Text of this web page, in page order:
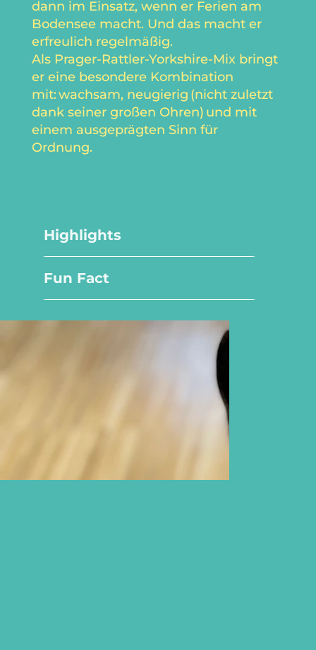
dann im Einsatz, wenn er Ferien am
Bodensee macht. Und das macht er
erfreulich regelmäßig.
Als Prager-Rattler-Yorkshire-Mix bringt
er eine besondere Kombination
mit: wachsam, neugierig (nicht zuletzt
dank seiner großen Ohren) und mit
einem ausgeprägten Sinn für
Ordnung.
Highlights
Fun Fact